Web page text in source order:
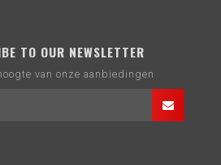
TO OUR NEWSLETTER
van onze aanbiedingen